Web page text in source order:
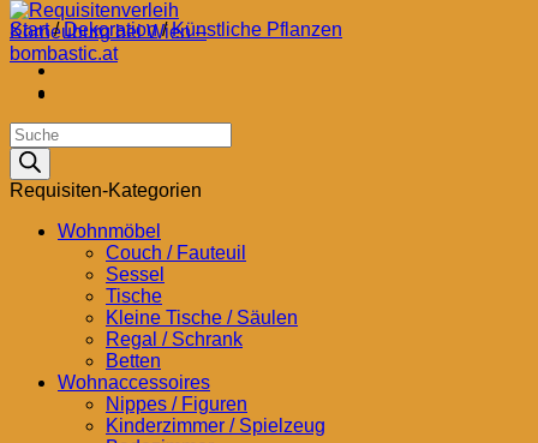
Start / Dekoration / Künstliche Pflanzen
Products
search
Requisiten-Kategorien
Wohnmöbel
Couch / Fauteuil
Sessel
Tische
Kleine Tische / Säulen
Regal / Schrank
Betten
Wohnaccessoires
Nippes / Figuren
Kinderzimmer / Spielzeug